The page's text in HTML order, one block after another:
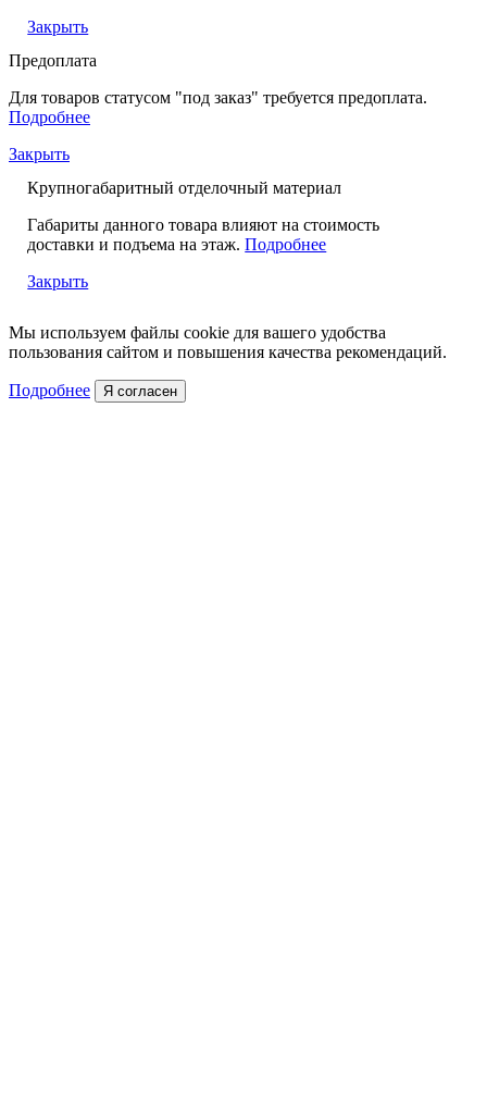
Закрыть
Предоплата
Для товаров статусом "под заказ" требуется предоплата.
Подробнее
Закрыть
Крупногабаритный отделочный материал
Габариты данного товара влияют на стоимость
доставки и подъема на этаж.Подробнее
Закрыть
Мы используем файлы cookie для вашего удобства
пользования сайтом и повышения качества рекомендаций.
Подробнее Я согласен